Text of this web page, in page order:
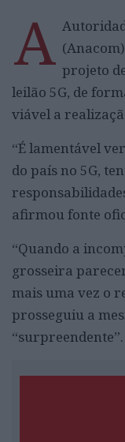
A projeto
leilão 5G, de
viável a
“É lamentável
do país no 5G,
afirmou fonte
“Quando a
grosseira
mais uma vez o
prosseguiu a
“surpreendente”.